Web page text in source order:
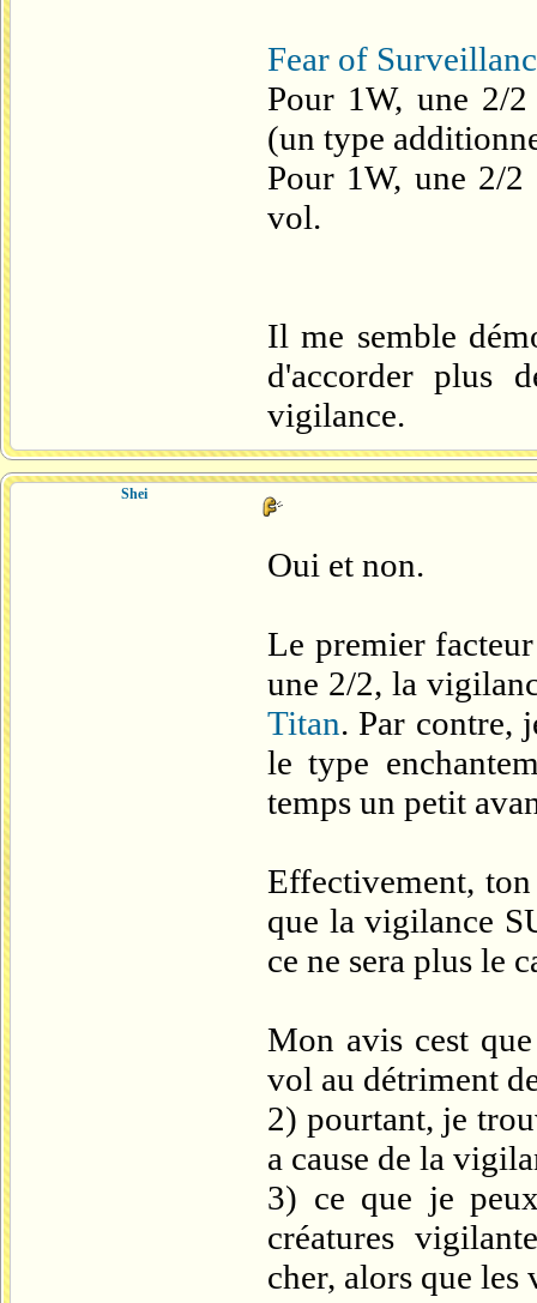
Fear of
Pour 1W, une 2/
(un type
Pour 1W, une 2/2
vol.
Il me semble
d'accorder plus
vigilance.
Shei
Oui et non.
Le premier
une 2/2, la
Titan. Par contre,
le type
temps un petit
Effectivement,
que la vigilance
ce ne sera plus le
Mon avis cest
vol au détriment
2) pourtant, je
a cause de la
3) ce que je
créatures
cher, alors que